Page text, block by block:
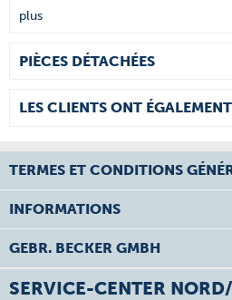
plus
PIÈCES DÉTACHÉES
LES CLIENTS ONT
TERMES ET CONDITIONS
INFORMATIONS
GEBR. BECKER GMBH
SERVICE-CENTER